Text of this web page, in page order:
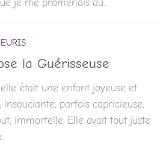
je me promenais au...
la Guérisseuse
était une enfant joyeuse et
parfois capricieuse,
immortelle. Elle avait tout juste